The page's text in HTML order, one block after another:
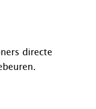
directe